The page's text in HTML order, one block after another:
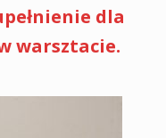
dla
warsztacie.